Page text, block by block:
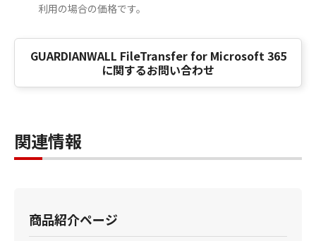
利用の場合の価格です。
GUARDIANWALL FileTransfer for Microsoft 365
に関するお問い合わせ
関連情報
商品紹介ページ